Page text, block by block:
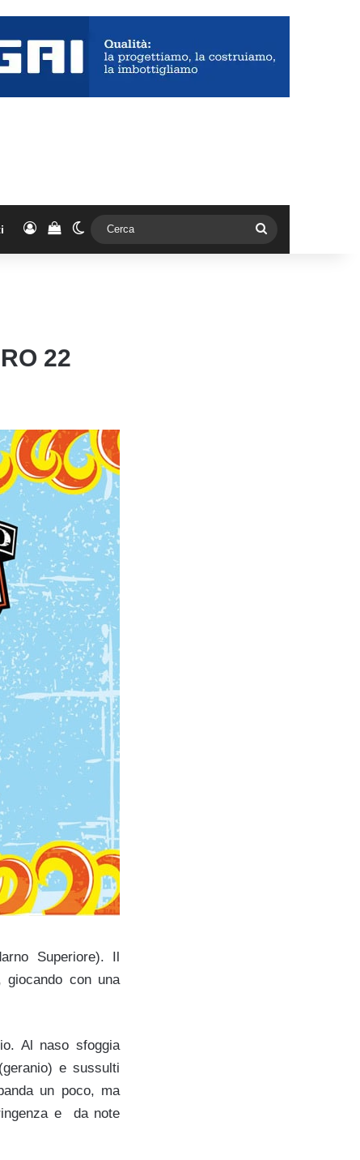
AccediVedi il carrello
Cambia aspetto
22
Superiore). Il
giocando con una
Al naso sfoggia
e sussulti
un poco, ma
e da note